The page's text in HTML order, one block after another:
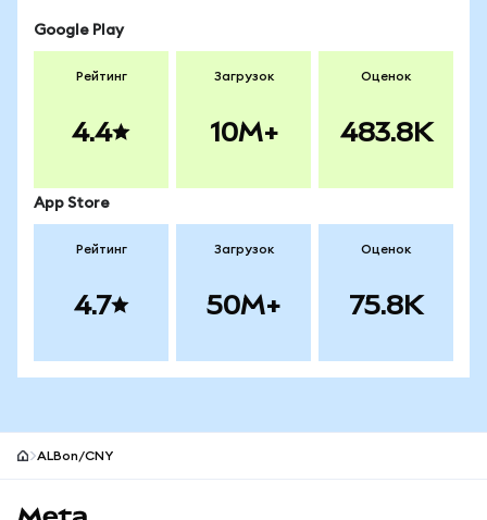
Google Play
Рейтинг
4.4
Загрузок
10M+
Оценок
483.8K
App Store
Рейтинг
4.7
Загрузок
50M+
Оценок
75.8K
ALBon/CNY